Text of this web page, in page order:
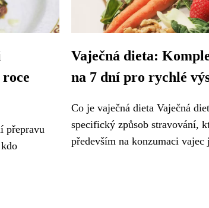
přepravu
Vaječná dieta:
na 7 dní pro rychlé
Co je vaječná dieta Vaječná
specifický způsob stravování,
především na konzumaci vajec